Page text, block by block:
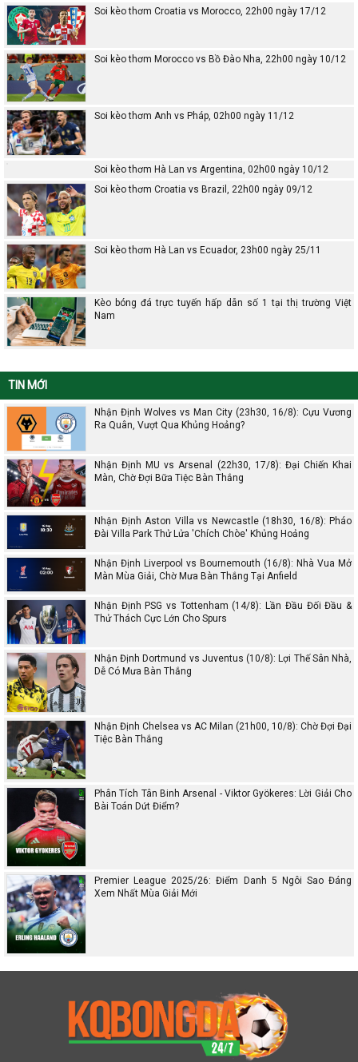
Soi kèo thơm Croatia vs Morocco, 22h00 ngày 17/12
Soi kèo thơm Morocco vs Bồ Đào Nha, 22h00 ngày 10/12
Soi kèo thơm Anh vs Pháp, 02h00 ngày 11/12
Soi kèo thơm Hà Lan vs Argentina, 02h00 ngày 10/12
Soi kèo thơm Croatia vs Brazil, 22h00 ngày 09/12
Soi kèo thơm Hà Lan vs Ecuador, 23h00 ngày 25/11
Kèo bóng đá trực tuyến hấp dẫn số 1 tại thị trường Việt
Nam
TIN MỚI
Nhận Định Wolves vs Man City (23h30, 16/8): Cựu Vương
Ra Quân, Vượt Qua Khủng Hoảng?
Nhận Định MU vs Arsenal (22h30, 17/8): Đại Chiến Khai
Màn, Chờ Đợi Bữa Tiệc Bàn Thắng
Nhận Định Aston Villa vs Newcastle (18h30, 16/8): Pháo
Đài Villa Park Thử Lửa 'Chích Chòe' Khủng Hoảng
Nhận Định Liverpool vs Bournemouth (16/8): Nhà Vua Mở
Màn Mùa Giải, Chờ Mưa Bàn Thắng Tại Anfield
Nhận Định PSG vs Tottenham (14/8): Lần Đầu Đối Đầu &
Thử Thách Cực Lớn Cho Spurs
Nhận Định Dortmund vs Juventus (10/8): Lợi Thế Sân Nhà,
Dễ Có Mưa Bàn Thắng
Nhận Định Chelsea vs AC Milan (21h00, 10/8): Chờ Đợi Đại
Tiệc Bàn Thắng
Phân Tích Tân Binh Arsenal - Viktor Gyökeres: Lời Giải Cho
Bài Toán Dứt Điểm?
Premier League 2025/26: Điểm Danh 5 Ngôi Sao Đáng
Xem Nhất Mùa Giải Mới